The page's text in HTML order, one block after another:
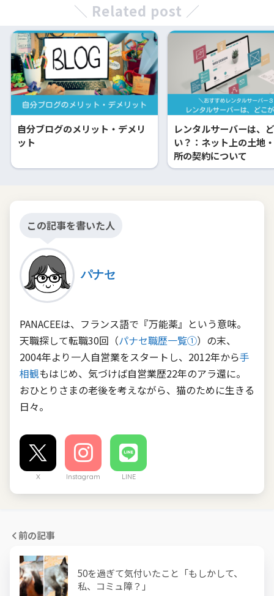
＼ Related post ／
自分ブログのメリット・デメリ
ット
レンタルサーバーは、
い？：ネット上の土地
所の契約について
この記事を書いた人
パナセ
PANACEEは、フランス語で『万能薬』という意味。
天職探して転職30回（パナセ職歴一覧①）の末、
2004年より一人自営業をスタートし、2012年から手
相観もはじめ、気づけば自営業歴22年のアラ還に。
おひとりさまの老後を考えながら、猫のために生きる
日々。
X Instagram LINE
前の記事
50を過ぎて気付いたこと「もしかして、
私、コミュ障？」